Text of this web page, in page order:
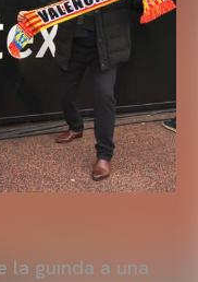
la guinda a una